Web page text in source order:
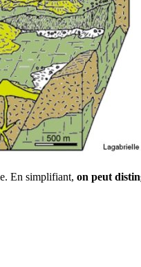
En simplifiant, on peut